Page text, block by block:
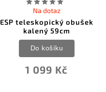
ESP teleskopický obušek
kalený 59cm
Na dotaz
1 099 Kč
Do košíku